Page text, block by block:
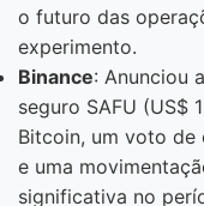
o futuro das
experimento.
Binance: Anunciou
seguro SAFU (US$
Bitcoin, um voto
e uma
significativa no